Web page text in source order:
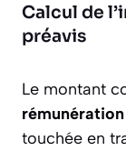
Calcul de
préavis
Le montant
touchée en